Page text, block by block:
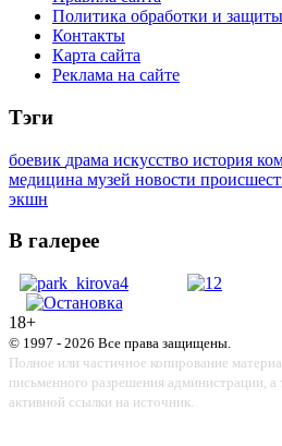
Политика обработки и
Контакты
Карта сайта
Реклама на сайте
Тэги
боевик драма искусство история
медицина музей новости
экшн
В галерее
18+
© 1997 - 2026 Все права защищены.
Полное или частичное копирование
письменного разрешения администрации, а
активной ссылки на источник.